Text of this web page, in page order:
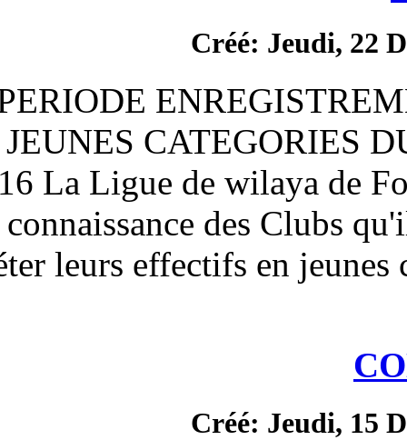
2ème PERIODE
JEUNES
15.01.2016 La Ligue de
porte à la connaissance
de compléter leurs